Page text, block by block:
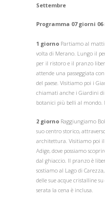
Settembre
Programma 07 giorni
1 giorno Partiamo al
volta di Merano. Lungo il
per il ristoro e il pranzo
attende una passeggiata
del paese. Visitiamo poi i
chiamati anche i Giardini
botanici più belli al mondo.
2 giorno Raggiungiamo
suo centro storico,
architettura. Visitiamo poi il
Adige, dove possiamo
dal ghiaccio. Il pranzo è
sostiamo al Lago di
delle sue acque cristalline
serata la cena è inclusa.